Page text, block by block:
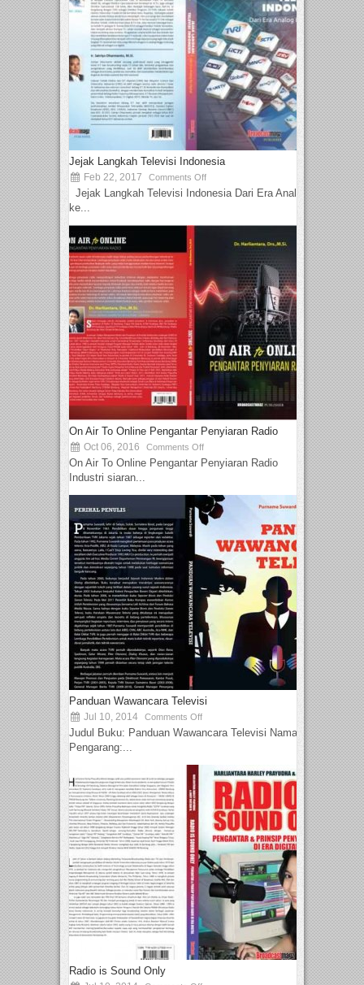
Jejak Langkah Televisi Indonesia
Feb 22, 2017 Comments Off
Jejak Langkah Televisi Indonesia Dari Era Analog
ke...
On Air To Online Pengantar Penyiaran Radio
Oct 06, 2016 Comments Off
On Air To Online Pengantar Penyiaran Radio
Industri siaran...
Panduan Wawancara Televisi
Jul 10, 2014 Comments Off
Judul Buku: Panduan Wawancara Televisi Nama
Pengarang:...
Radio is Sound Only